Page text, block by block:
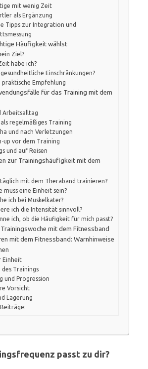
mit wenig Zeit
als Ergänzung
Tipps zur Integration und
Häufigkeit wählst
Ziel?
habe ich?
Einschränkungen?
praktische Empfehlung
für das Training mit dem
Arbeitsalltag
regelmäßiges Training
und nach Verletzungen
up vor dem Training
und auf Reisen
zur Trainingshäufigkeit mit dem
täglich mit dem Theraband trainieren?
muss eine Einheit sein?
ich bei Muskelkater?
ich die Intensität sinnvoll?
ich, ob die Häufigkeit für mich passt?
mit dem Fitnessband
mit dem Fitnessband: Warnhinweise
Einheit
des Trainings
und Progression
Vorsicht
Lagerung
passt zu dir?